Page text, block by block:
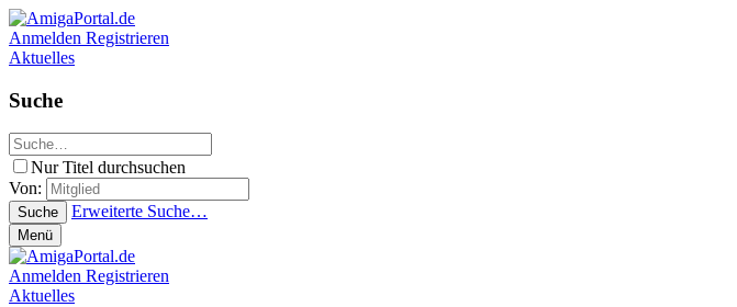
Anmelden Registrieren
Aktuelles
Suche
Nur Titel durchsuchen
Von:
Suche Erweiterte Suche…
Menü
Anmelden Registrieren
Aktuelles